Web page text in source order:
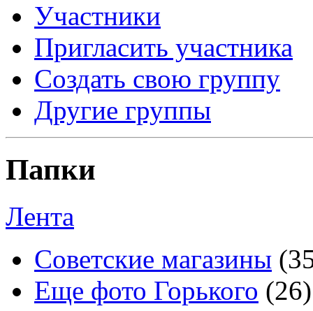
Участники
Пригласить участника
Создать свою группу
Другие группы
Папки
Лента
Советские магазины
Еще фото Горького (26)